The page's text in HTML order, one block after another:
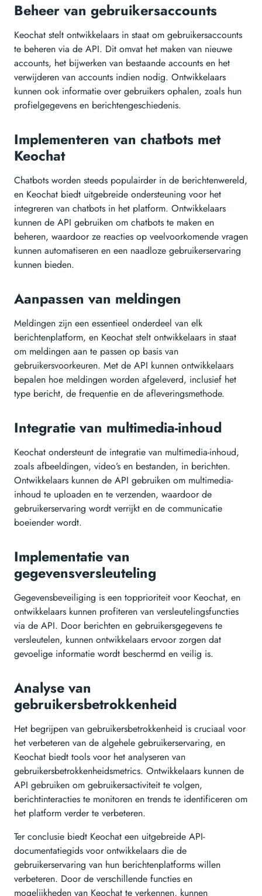
Beheer van gebruikersaccounts
Keochat stelt ontwikkelaars in staat om gebruikersaccounts
te beheren via de API. Dit omvat het maken van nieuwe
accounts, het bijwerken van bestaande accounts en het
verwijderen van accounts indien nodig. Ontwikkelaars
kunnen ook informatie over gebruikers ophalen, zoals hun
profielgegevens en berichtengeschiedenis.
Implementeren van chatbots met
Keochat
Chatbots worden steeds populairder in de berichtenwereld,
en Keochat biedt uitgebreide ondersteuning voor het
integreren van chatbots in het platform. Ontwikkelaars
kunnen de API gebruiken om chatbots te maken en
beheren, waardoor ze reacties op veelvoorkomende vragen
kunnen automatiseren en een naadloze gebruikerservaring
kunnen bieden.
Aanpassen van meldingen
Meldingen zijn een essentieel onderdeel van elk
berichtenplatform, en Keochat stelt ontwikkelaars in staat
om meldingen aan te passen op basis van
gebruikersvoorkeuren. Met de API kunnen ontwikkelaars
bepalen hoe meldingen worden afgeleverd, inclusief het
type bericht, de frequentie en de afleveringsmethode.
Integratie van multimedia-inhoud
Keochat ondersteunt de integratie van multimedia-inhoud,
zoals afbeeldingen, video’s en bestanden, in berichten.
Ontwikkelaars kunnen de API gebruiken om multimedia-
inhoud te uploaden en te verzenden, waardoor de
gebruikerservaring wordt verrijkt en de communicatie
boeiender wordt.
Implementatie van
gegevensversleuteling
Gegevensbeveiliging is een topprioriteit voor Keochat, en
ontwikkelaars kunnen profiteren van versleutelingsfuncties
via de API. Door berichten en gebruikersgegevens te
versleutelen, kunnen ontwikkelaars ervoor zorgen dat
gevoelige informatie wordt beschermd en veilig is.
Analyse van
gebruikersbetrokkenheid
Het begrijpen van gebruikersbetrokkenheid is cruciaal voor
het verbeteren van de algehele gebruikerservaring, en
Keochat biedt tools voor het analyseren van
gebruikersbetrokkenheidsmetrics. Ontwikkelaars kunnen de
API gebruiken om gebruikersactiviteit te volgen,
berichtinteracties te monitoren en trends te identificeren om
het platform verder te verbeteren.
Ter conclusie biedt Keochat een uitgebreide API-
documentatiegids voor ontwikkelaars die de
gebruikerservaring van hun berichtenplatforms willen
verbeteren. Door de verschillende functies en
mogelijkheden van Keochat te verkennen, kunnen